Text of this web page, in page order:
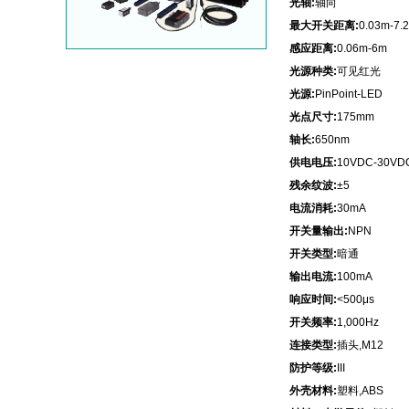
光轴:轴向
最大开关距离:0.03m-
感应距离:0.06m-6m
光源种类:可见红光
光源: PinPoint-LED
光点尺寸:175mm
轴长:650nm
供电电压:10VDC-
残余纹波:±5
电流消耗:30mA
开关量输出: NPN
开关类型:暗通
输出电流:100mA
响应时间:<500μs
开关频率:1,000Hz
连接类型:插头,M12
防护等级:
外壳材料:塑料,ABS